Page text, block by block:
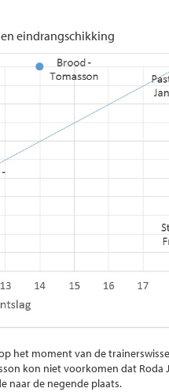
eindrangschikking
het moment van de
kon niet voorkomen dat Roda
naar de negende plaats.